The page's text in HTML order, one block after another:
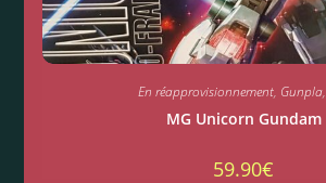
En réapprovisionnement, Gunpla,
MG Unicorn Gundam
59.90€